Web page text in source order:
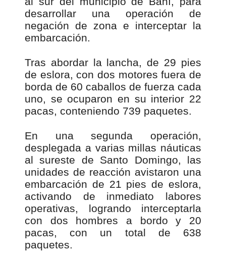
desarrollar una operación de
negación de zona e interceptar la
embarcación.
Tras abordar la lancha, de 29 pies
de eslora, con dos motores fuera de
borda de 60 caballos de fuerza cada
uno, se ocuparon en su interior 22
pacas, conteniendo 739 paquetes.
En una segunda operación,
desplegada a varias millas náuticas
al sureste de Santo Domingo, las
unidades de reacción avistaron una
embarcación de 21 pies de eslora,
activando de inmediato labores
operativas, logrando interceptarla
con dos hombres a bordo y 20
pacas, con un total de 638
paquetes.